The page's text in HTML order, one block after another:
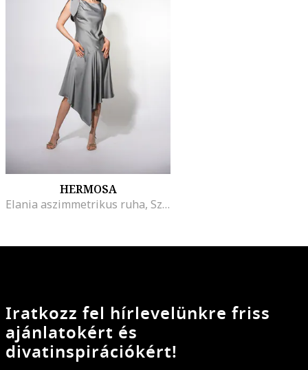
HERMOSA
Elania aszimmetrikus ruha, Szürke
Iratkozz fel hírlevelünkre friss
ajánlatokért és
divatinspirációkért!